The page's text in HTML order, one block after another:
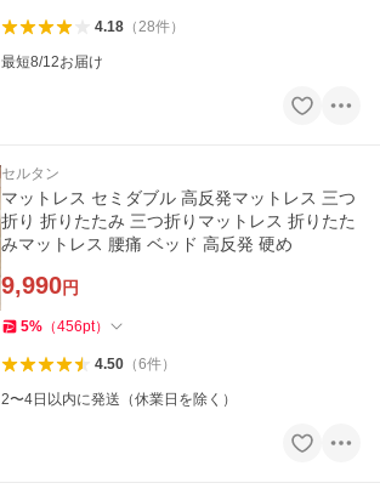
4.18（28件）
最短8/12お届け
セルタン
マットレス セミダブル 高反発マットレス 三つ
折り 折りたたみ 三つ折りマットレス 折りたた
みマットレス 腰痛 ベッド 高反発 硬め
9,990円
5% （456pt）
4.50（6件）
2〜4日以内に発送（休業日を除く）